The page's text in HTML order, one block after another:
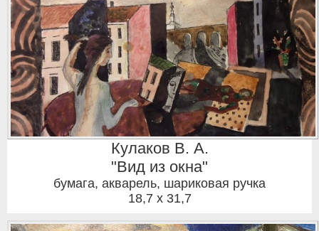
Кулаков В. А.
"Вид из окна"
бумага, акварель, шариковая ручка
18,7 x 31,7